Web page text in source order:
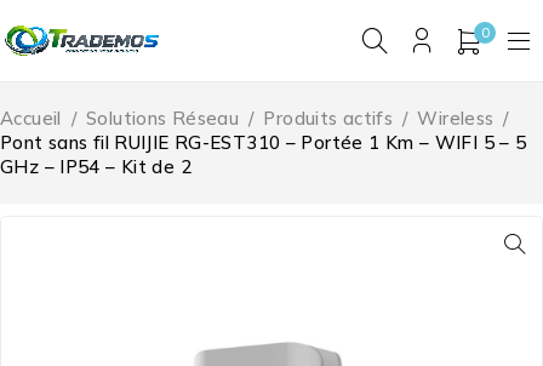
0
Accueil / Solutions Réseau / Produits actifs / Wireless /
Pont sans fil RUIJIE RG-EST310 – Portée 1 Km – WIFI 5 – 5
GHz – IP54 – Kit de 2